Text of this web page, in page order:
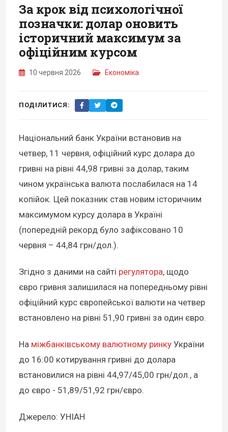
За крок від психологічної
позначки: долар оновить
історичний максимум за
офіційним курсом
10 червня 2026 Економіка
ПОДІЛИТИСЯ:
Національний банк України встановив на
четвер, 11 червня, офіційний курс долара до
гривні на рівні 44,98 гривні за долар, таким
чином українська валюта послабилася на 14
копійок. Цей показник став новим історичним
максимумом курсу долара в Україні
(попередній рекорд було зафіксовано 10
червня – 44,84 грн/дол.).
Згідно з даними на сайті регулятора, щодо
євро гривня залишилася на попередньому рівні
офіційний курс європейської валюти на четвер
встановлено на рівні 51,90 гривні за один євро.
На міжбанківському валютному ринку України
до 16:00 котирування гривні до долара
встановилися на рівні 44,97/45,00 грн/дол., а
до євро - 51,89/51,92 грн/євро.
Джерело: УНІАН